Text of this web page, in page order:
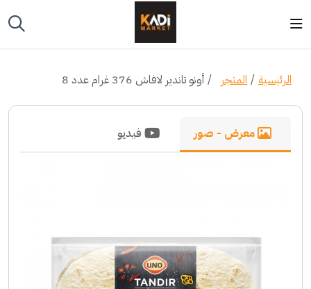
الرئيسية المتجر أونو تاندير لافاش 376 غرام عدد 8
معرض - صور فيديو